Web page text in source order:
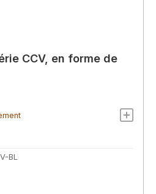
CCV, en forme de
BL